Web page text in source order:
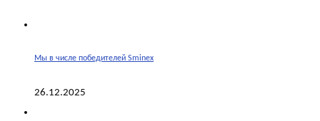
Мы в числе победителей Sminex
26.12.2025